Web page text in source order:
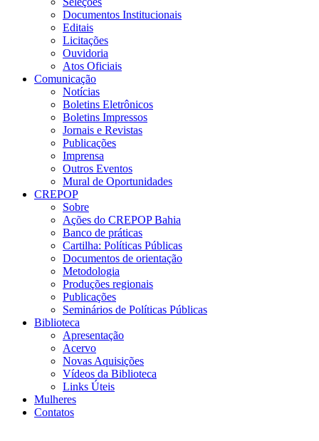
Documentos Institucionais
Editais
Licitações
Ouvidoria
Atos Oficiais
Comunicação
Notícias
Boletins Eletrônicos
Boletins Impressos
Jornais e Revistas
Publicações
Imprensa
Outros Eventos
Mural de Oportunidades
CREPOP
Sobre
Ações do CREPOP Bahia
Banco de práticas
Cartilha: Políticas Públicas
Documentos de orientação
Metodologia
Produções regionais
Publicações
Seminários de Políticas Públicas
Biblioteca
Apresentação
Acervo
Novas Aquisições
Vídeos da Biblioteca
Links Úteis
Mulheres
Contatos